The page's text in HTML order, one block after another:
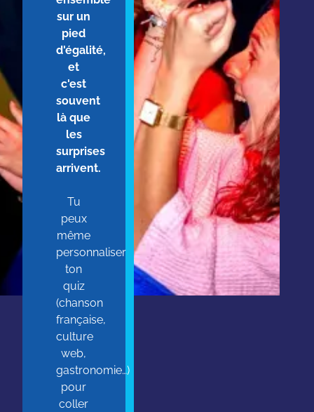
sur un
pied
d'égalité,
et
c'est
souvent
là que
les
surprises
arrivent.
Tu
peux
même
personnaliser
ton
quiz
(chanson
française,
culture
web,
gastronomie…)
pour
coller